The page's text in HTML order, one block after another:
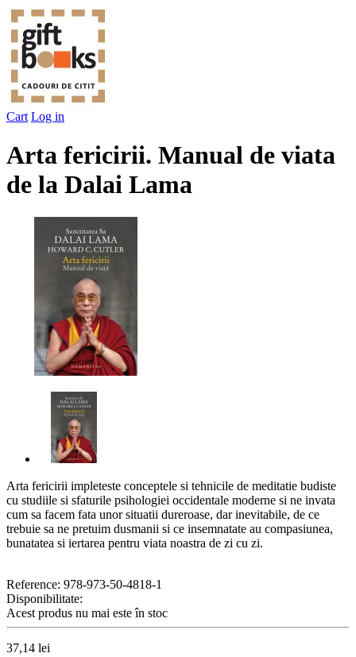
Cart Log in
Arta fericirii. Manual de viata
de la Dalai Lama
Arta fericirii impleteste conceptele si tehnicile de meditatie budiste
cu studiile si sfaturile psihologiei occidentale moderne si ne invata
cum sa facem fata unor situatii dureroase, dar inevitabile, de ce
trebuie sa ne pretuim dusmanii si ce insemnatate au compasiunea,
bunatatea si iertarea pentru viata noastra de zi cu zi.
Reference: 978-973-50-4818-1
Disponibilitate:
Acest produs nu mai este în stoc
37,14 lei